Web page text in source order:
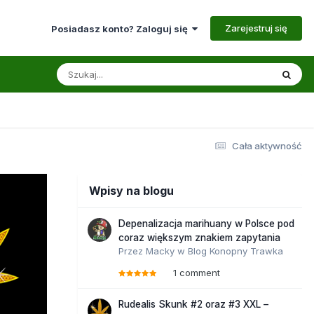
Posiadasz konto? Zaloguj się Zarejestruj się
Cała aktywność
Wpisy na blogu
Depenalizacja marihuany w Polsce pod
coraz większym znakiem zapytania
Przez Macky w Blog Konopny Trawka
1 comment
Rudealis Skunk #2 oraz #3 XXL –